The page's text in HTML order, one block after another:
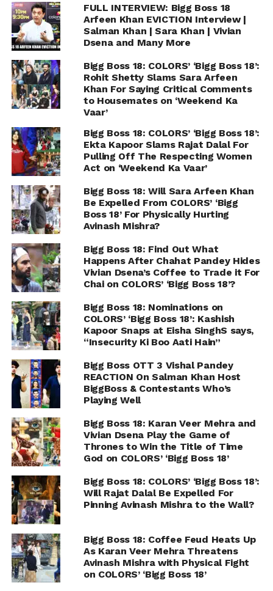
FULL INTERVIEW: Bigg Boss 18
Arfeen Khan EVICTION Interview |
Salman Khan | Sara Khan | Vivian
Dsena and Many More
Bigg Boss 18: COLORS’ ‘Bigg Boss 18’:
Rohit Shetty Slams Sara Arfeen
Khan For Saying Critical Comments
to Housemates on ‘Weekend Ka
Vaar’
Bigg Boss 18: COLORS’ ‘Bigg Boss 18’:
Ekta Kapoor Slams Rajat Dalal For
Pulling Off The Respecting Women
Act on ‘Weekend Ka Vaar’
Bigg Boss 18: Will Sara Arfeen Khan
Be Expelled From COLORS’ ‘Bigg
Boss 18’ For Physically Hurting
Avinash Mishra?
Bigg Boss 18: Find Out What
Happens After Chahat Pandey Hides
Vivian Dsena’s Coffee to Trade it For
Chai on COLORS’ ‘Bigg Boss 18’?
Bigg Boss 18: Nominations on
COLORS’ ‘Bigg Boss 18’: Kashish
Kapoor Snaps at Eisha SinghS says,
“Insecurity Ki Boo Aati Hain”
Bigg Boss OTT 3 Vishal Pandey
REACTION On Salman Khan Host
BiggBoss & Contestants Who’s
Playing Well
Bigg Boss 18: Karan Veer Mehra and
Vivian Dsena Play the Game of
Thrones to Win the Title of Time
God on COLORS’ ‘Bigg Boss 18’
Bigg Boss 18: COLORS’ ‘Bigg Boss 18’:
Will Rajat Dalal Be Expelled For
Pinning Avinash Mishra to the Wall?
Bigg Boss 18: Coffee Feud Heats Up
As Karan Veer Mehra Threatens
Avinash Mishra with Physical Fight
on COLORS’ ‘Bigg Boss 18’